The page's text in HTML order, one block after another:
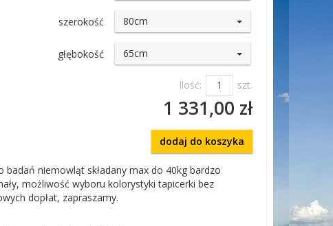
szerokość 80cm
głębokość 65cm
Ilość: szt.
1 331,00 zł
dodaj do koszyka
badań niemowląt składany max do 40kg bardzo
możliwość wyboru kolorystyki tapicerki bez
dopłat, zapraszamy.